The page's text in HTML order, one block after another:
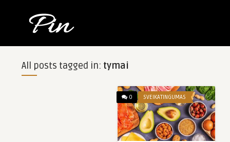
All posts tagged in: tymai
0 SVEIKATINGUMAS